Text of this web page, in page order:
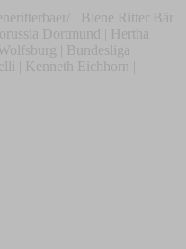
Biene Ritter Bär
Dortmund | Hertha
| Bundesliga
| Kenneth Eichhorn |